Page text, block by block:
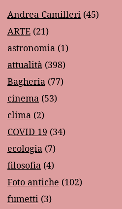
Andrea Camilleri (45)
ARTE (21)
astronomia (1)
attualità (398)
Bagheria (77)
cinema (53)
clima (2)
COVID 19 (34)
ecologia (7)
filosofia (4)
Foto antiche (102)
fumetti (3)